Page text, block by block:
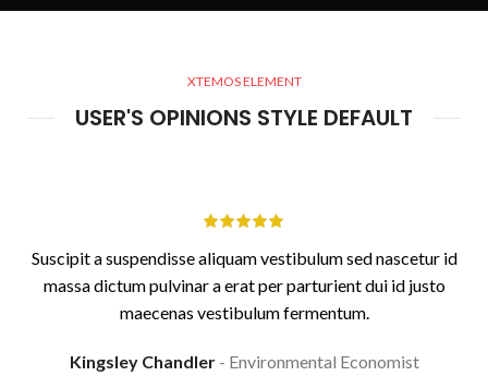
XTEMOS ELEMENT
USER'S OPINIONS STYLE DEFAULT
Suscipit a suspendisse aliquam vestibulum sed nascetur id
massa dictum pulvinar a erat per parturient dui id justo
maecenas vestibulum fermentum.
Kingsley Chandler Environmental Economist